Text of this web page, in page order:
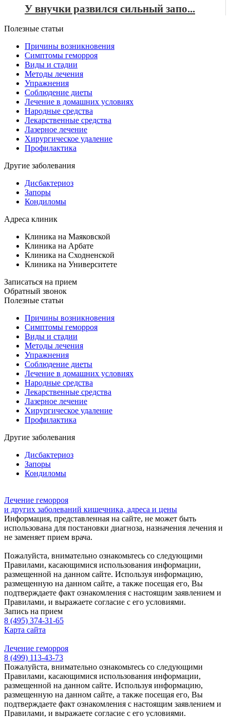
У внучки развился сильный запо...
Полезные статьи
Причины возникновения
Симптомы геморроя
Виды и стадии
Методы лечения
Упражнения
Соблюдение диеты
Лечение в домашних условиях
Народные средства
Лекарственные средства
Лазерное лечение
Хирургическое удаление
Профилактика
Другие заболевания
Дисбактериоз
Запоры
Кондиломы
Адреса клиник
Клиника на Маяковской
Клиника на Арбате
Клиника на Сходненской
Клиника на Университете
Записаться на прием
Обратный звонок
Полезные статьи
Причины возникновения
Симптомы геморроя
Виды и стадии
Методы лечения
Упражнения
Соблюдение диеты
Лечение в домашних условиях
Народные средства
Лекарственные средства
Лазерное лечение
Хирургическое удаление
Профилактика
Другие заболевания
Дисбактериоз
Запоры
Кондиломы
Лечение геморроя
и других заболеваний кишечника, адреса и цены
Информация, представленная на сайте, не может быть
использована для постановки диагноза, назначения лечения и
не заменяет прием врача.
Пожалуйста, внимательно ознакомьтесь со следующими
Правилами, касающимися использования информации,
размещенной на данном сайте. Используя информацию,
размещенную на данном сайте, а также посещая его, Вы
подтверждаете факт ознакомления с настоящим заявлением и
Правилами, и выражаете согласие с его условиями.
Запись на прием
8 (495) 374-31-65
Карта сайта
Лечение геморроя
8 (499) 113-43-73
Пожалуйста, внимательно ознакомьтесь со следующими
Правилами, касающимися использования информации,
размещенной на данном сайте. Используя информацию,
размещенную на данном сайте, а также посещая его, Вы
подтверждаете факт ознакомления с настоящим заявлением и
Правилами, и выражаете согласие с его условиями.